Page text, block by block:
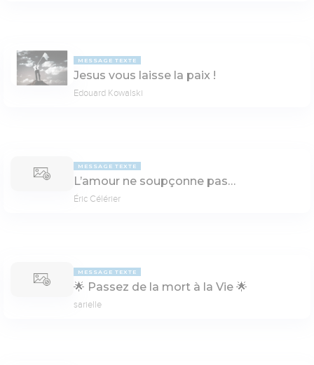
MESSAGE TEXTE
Jesus vous laisse la paix !
Edouard Kowalski
MESSAGE TEXTE
L’amour ne soupçonne pas…
Éric Célérier
MESSAGE TEXTE
🌟 Passez de la mort à la Vie 🌟
sarielle